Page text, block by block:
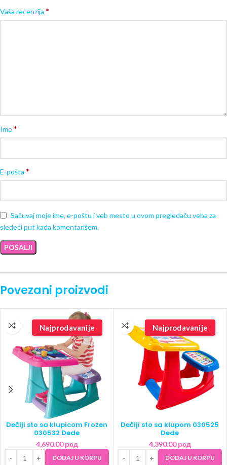
Vaša recenzija *
Ime*
E-pošta *
Sačuvaj moje ime, e-poštu i veb mesto u ovom pregledaču veba za
sledeći put kada komentarišem.
Povezani proizvodi
Najprodavanije
Dečiji sto sa klupicom Frozen
030532 Dede
4,690.00рсд
DODAJ U KORPU
Najprodavanije
Dečiji sto sa klupom 030525
Dede
4,390.00рсд
DODAJ U KORPU